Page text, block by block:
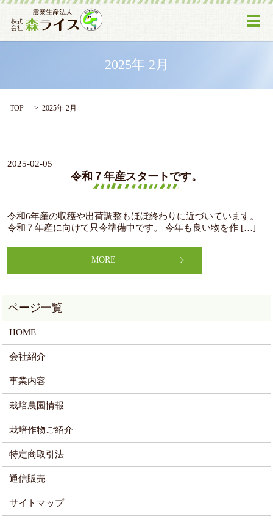
メ
2025年 2月
TOP 2025年 2月
2025-02-05
令和７年産スタートです。
令和6年産の収穫や出荷調整もほぼ終わりに近づいています。
令和７年産に向けて只今準備中です。 今年も良い物を作 […]
MORE
HOME
会社紹介
事業内容
栽培農園情報
栽培作物ご紹介
特定商取引法
通信販売
サイトマップ